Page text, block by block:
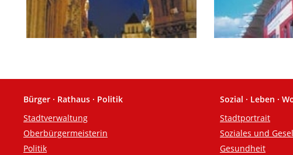
Fußzeile
Bürger · Rathaus · Politik
Stadtverwaltung
Oberbürgermeisterin
Politik
Sozial · Leben ·
Stadtportrait
Soziales und
Gesundheit